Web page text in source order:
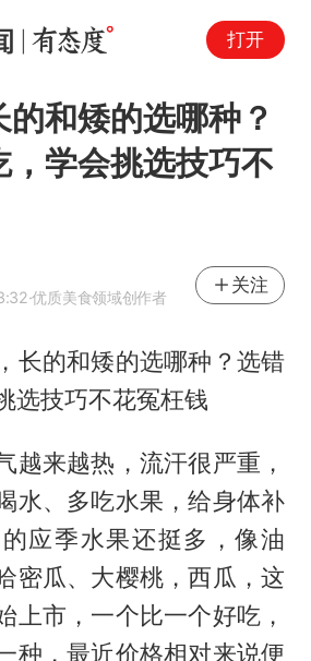
打开
和矮的选哪种？
，学会挑选技巧不
·优质美食领域创作者
关注
长的和矮的选哪种？选错
选技巧不花冤枉钱
越来越热，流汗很严重，
水、多吃水果，给身体补
应季水果还挺多，像油
密瓜、大樱桃，西瓜，这
上市，一个比一个好吃，
种，最近价格相对来说便